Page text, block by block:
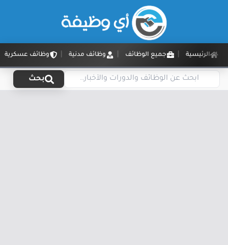
الرئيسية جميع الوظائف وظائف مدنية وظائف عسكرية
بحث